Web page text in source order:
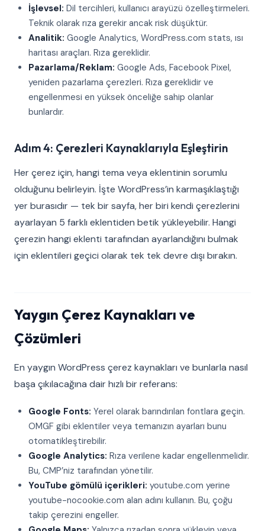
İşlevsel: Dil tercihleri, kullanıcı arayüzü özelleştirmeleri.
Teknik olarak rıza gerekir ancak risk düşüktür.
Analitik: Google Analytics, WordPress.com stats, ısı
haritası araçları. Rıza gereklidir.
Pazarlama/Reklam: Google Ads, Facebook Pixel,
yeniden pazarlama çerezleri. Rıza gereklidir ve
engellenmesi en yüksek önceliğe sahip olanlar
bunlardır.
Adım 4: Çerezleri Kaynaklarıyla Eşleştirin
Her çerez için, hangi tema veya eklentinin sorumlu
olduğunu belirleyin. İşte WordPress’in karmaşıklaştığı
yer burasıdır — tek bir sayfa, her biri kendi çerezlerini
ayarlayan 5 farklı eklentiden betik yükleyebilir. Hangi
çerezin hangi eklenti tarafından ayarlandığını bulmak
için eklentileri geçici olarak tek tek devre dışı bırakın.
Yaygın Çerez Kaynakları ve
Çözümleri
En yaygın WordPress çerez kaynakları ve bunlarla nasıl
başa çıkılacağına dair hızlı bir referans:
Google Fonts: Yerel olarak barındırılan fontlara geçin.
OMGF gibi eklentiler veya temanızın ayarları bunu
otomatikleştirebilir.
Google Analytics: Rıza verilene kadar engellenmelidir.
Bu, CMP’niz tarafından yönetilir.
YouTube gömülü içerikleri: youtube.com yerine
youtube-nocookie.com alan adını kullanın. Bu, çoğu
takip çerezini engeller.